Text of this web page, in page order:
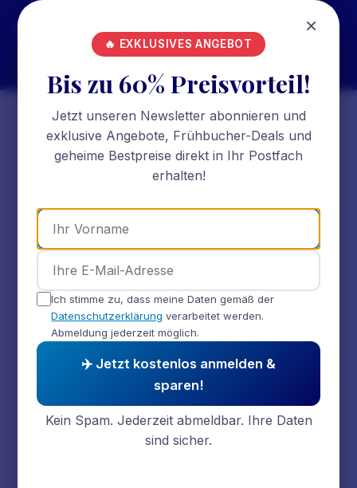
Reise für kleinste
×
🔥 EXKLUSIVES ANGEBOT
Bis zu 60% Preisvorteil!
Jetzt unseren Newsletter abonnieren und
exklusive Angebote, Frühbucher-Deals und
geheime Bestpreise direkt in Ihr Postfach
erhalten!
Ich stimme zu, dass meine Daten gemäß der
Datenschutzerklärung verarbeitet werden.
Abmeldung jederzeit möglich.
✈️ Jetzt kostenlos anmelden &
sparen!
Kein Spam. Jederzeit abmeldbar. Ihre Daten
sind sicher.